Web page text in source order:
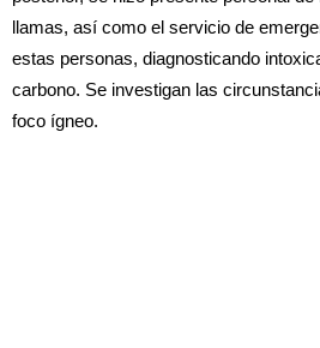
llamas, así como el servicio de
estas personas, diagnosticando
carbono. Se investigan las
foco ígneo.